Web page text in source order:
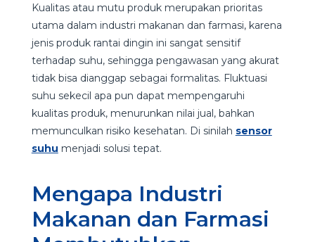
Kualitas atau mutu produk merupakan prioritas
utama dalam industri makanan dan farmasi, karena
jenis produk rantai dingin ini sangat sensitif
terhadap suhu, sehingga pengawasan yang akurat
tidak bisa dianggap sebagai formalitas. Fluktuasi
suhu sekecil apa pun dapat mempengaruhi
kualitas produk, menurunkan nilai jual, bahkan
memunculkan risiko kesehatan. Di sinilah sensor
suhu menjadi solusi tepat.
Mengapa Industri
Makanan dan Farmasi